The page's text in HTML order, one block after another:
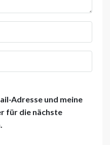
Adresse und meine
für die nächste